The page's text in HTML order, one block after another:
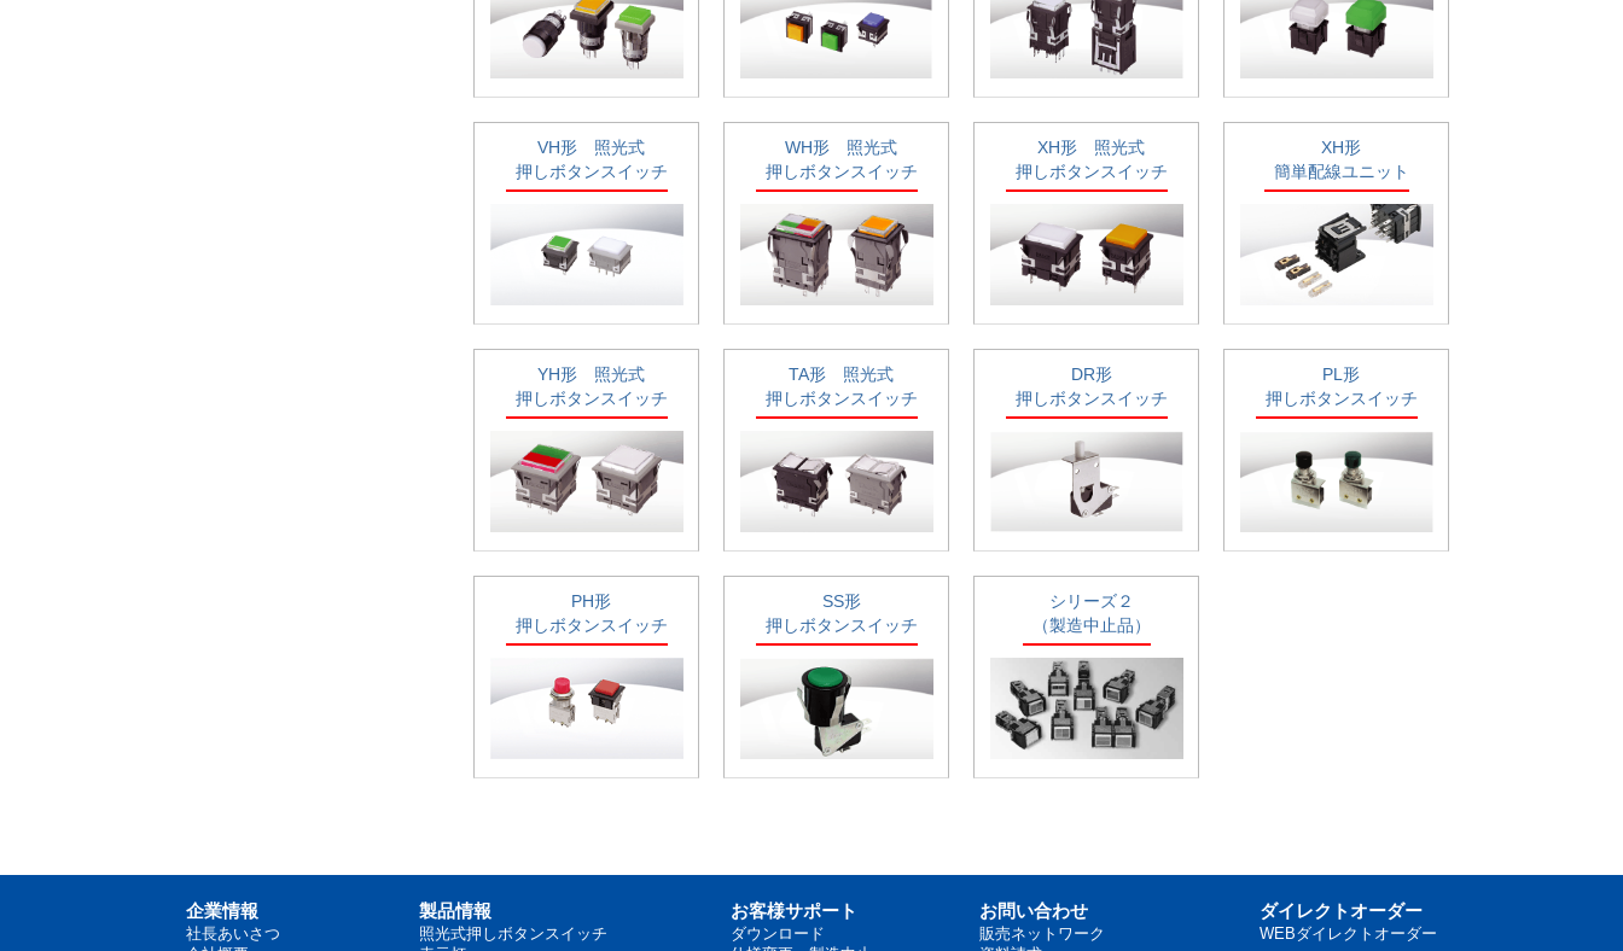
VH形 照光式
押しボタンスイッチ
WH形 照光式
押しボタンスイッチ
XH形 照光式
押しボタンスイッチ
XH形
簡単配線ユニット
YH形 照光式
押しボタンスイッチ
TA形 照光式
押しボタンスイッチ
DR形
押しボタンスイッチ
PL形
押しボタンスイッチ
PH形
押しボタンスイッチ
SS形
押しボタンスイッチ
シリーズ２
（製造中止品）
企業情報
社長あいさつ
製品情報
照光式押しボタンスイッチ
お客様サポート
ダウンロード
お問い合わせ
販売ネットワーク
ダイレクトオーダー
WEBダイレクトオーダー